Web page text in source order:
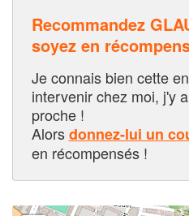
Recommandez
soyez en
Je connais bien cette
intervenir chez moi, j'y
proche !
Alorsdonnez-lui un
en récompensés !